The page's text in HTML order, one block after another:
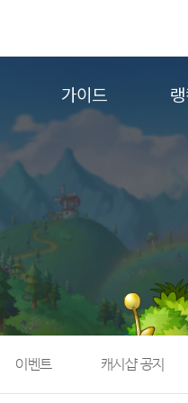
가이드
게임정보
직업소개
확률형 아이템
NEXON NOW
이벤트 캐시샵 공지